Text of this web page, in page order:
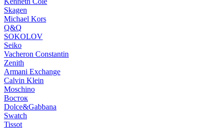
Skagen
Michael Kors
Q&Q
SOKOLOV
Seiko
Vacheron Constantin
Zenith
Armani Exchange
Calvin Klein
Moschino
Восток
Dolce&Gabbana
Swatch
Tissot